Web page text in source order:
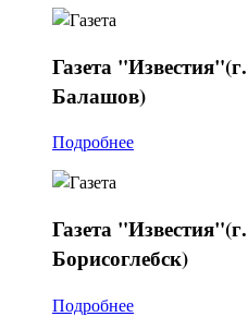
Газета "Известия"(г.
Балашов)
Подробнее
Газета "Известия"(г.
Борисоглебск)
Подробнее